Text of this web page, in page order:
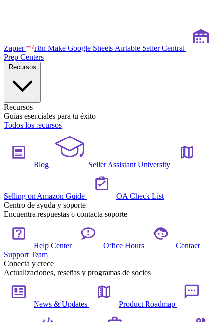
Zapier n8n Make Google Sheets Airtable Seller Central
Prep Centers
Recursos
Guías esenciales para tu éxito
Todos los recursos
Blog Seller Assistant University
Selling on Amazon Guide
OA Check List
Centro de ayuda y soporte
Encuentra respuestas o contacta soporte
Help Center Office Hours
Contact
Support Team
Conecta y crece
Actualizaciones, reseñas y programas de socios
News & Updates Product Roadmap